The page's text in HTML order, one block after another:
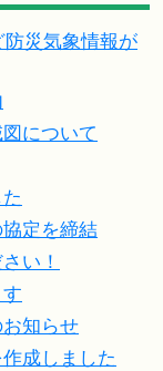
災気象情報が
について
定を締結
い！
知らせ
成しました